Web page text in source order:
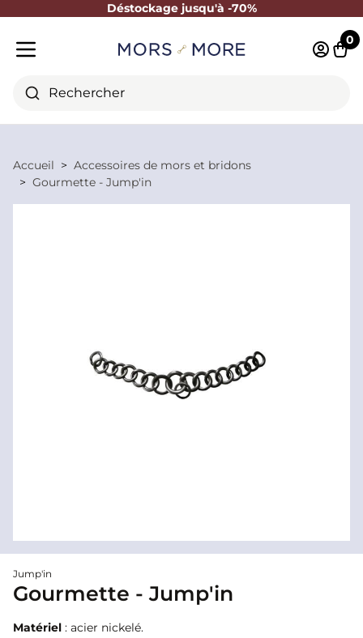
Déstockage jusqu'à -70%
Fermer
Rechercher
0
Accueil
Accessoires de mors et bridons
Gourmette - Jump'in
Jump'in
Gourmette - Jump'in
Matériel : acier nickelé.